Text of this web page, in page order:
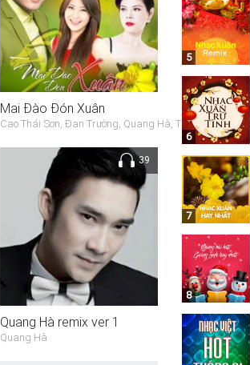
Mai Đào Đón Xuân
Cao Thái Sơn, Đan Trường, Quang Hà, Thanh Thảo,
39
Quang Hà remix ver 1
Quang Hà
5
6
7
8